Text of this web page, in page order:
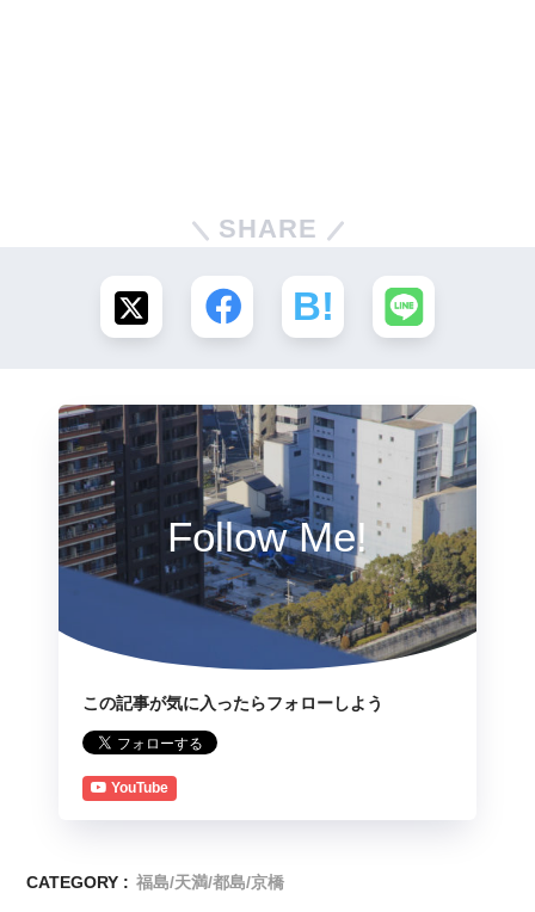
SHARE
Follow Me!
この記事が気に入ったらフォローしよう
YouTube
CATEGORY : 福島/天満/都島/京橋